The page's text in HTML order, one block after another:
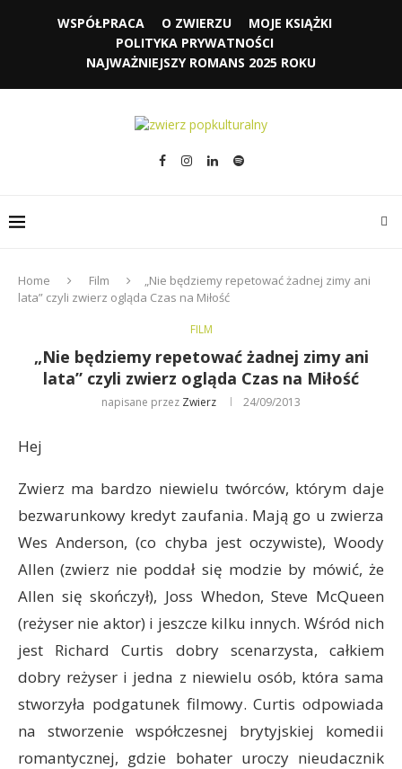
WSPÓŁPRACA O ZWIERZU
MOJE KSIĄŻKI
POLITYKA PRYWATNOŚCI
NAJWAŻNIEJSZY ROMANS 2025 ROKU
Home Film
„Nie będziemy repetować żadnej zimy ani
lata” czyli zwierz ogląda Czas na Miłość
FILM
„Nie będziemy repetować żadnej zimy ani
lata” czyli zwierz ogląda Czas na Miłość
napisane przez Zwierz 24/09/2013
Hej
Zwierz ma bardzo niewielu twórców, którym daje
bezwarunkowy kredyt zaufania. Mają go u zwierza
Wes Anderson, (co chyba jest oczywiste), Woody
Allen (zwierz nie poddał się modzie by mówić, że
Allen się skończył), Joss Whedon, Steve McQueen
(reżyser nie aktor) i jeszcze kilku innych. Wśród nich
jest Richard Curtis dobry scenarzysta, całkiem
dobry reżyser i jedna z niewielu osób, która sama
stworzyła podgatunek filmowy. Curtis odpowiada
na stworzenie współczesnej brytyjskiej komedii
romantycznej, gdzie bohater uroczy nieudacznik